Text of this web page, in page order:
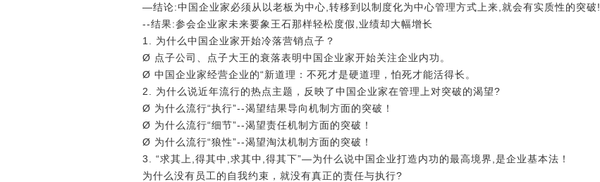
―结论:中国企业家必须从以老板为中心,转移到以制度化为中心管理方式上来,就会有实质性的突破!
--结果:参会企业家未来要象王石那样轻松度假,业绩却大幅增长
1. 为什么中国企业家开始冷落营销点子？
Ø 点子公司、点子大王的衰落表明中国企业家开始关注企业内功。
Ø 中国企业家经营企业的“新道理：不死才是硬道理，怕死才能活得长。
2. 为什么说近年流行的热点主题，反映了中国企业家在管理上对突破的渴望?
Ø 为什么流行“执行”--渴望结果导向机制方面的突破！
Ø 为什么流行“细节”--渴望责任机制方面的突破！
Ø 为什么流行“狼性”--渴望淘汰机制方面的突破！
3. “求其上,得其中,求其中,得其下”―为什么说中国企业打造内功的最高境界,是企业基本法！
为什么没有员工的自我约束，就没有真正的责任与执行?